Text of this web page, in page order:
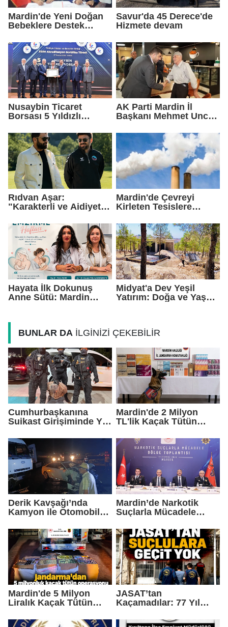
Mardin'de Yeni Doğan
Bebeklere Destek
Savur'da 45 Derece'de
Hizmete devam
Nusaybin Ticaret
Borsası 5 Yıldızlı
Yeniden Aldı
AK Parti Mardin İl
Başkanı Mehmet Uncu:
Geleceğimizi
Korumaktır"
Rıdvan Aşar:
"Karakterli ve Aidiyet
Kadro Kuruyoruz"
Mardin'de Çevreyi
Kirleten Tesislere
TL Yaptırım
Hayata İlk Dokunuş
Anne Sütü: Mardin
Midyat'a Dev Yeşil
Yatırım: Doğa ve Yaşam
BUNLAR DA İLGİNİZİ ÇEKEBİLİR
Cumhurbaşkanına
Suikast Girişiminde Yer
Yakalandı
Mardin'de 2 Milyon
TL'lik Kaçak Tütün
Derik Kavşağı’nda
Kamyon ile Otomobil
Yaralandı
Mardin’de Narkotik
Suçlarla Mücadele
Toplantısı
Gerçekleştirildi
Mardin'de 5 Milyon
Liralık Kaçak Tütün
JASAT’tan
Kaçamadılar: 77 Yıl
Hükümlü Yakalandı